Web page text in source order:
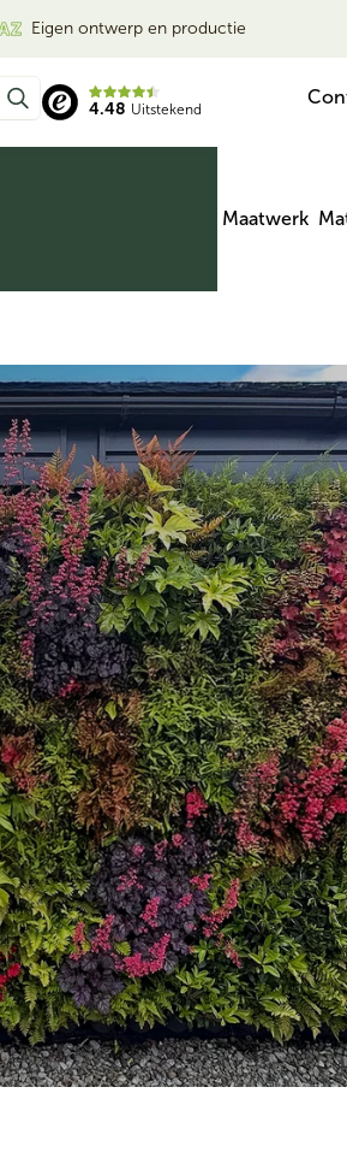
Eigen ontwerp en productie
4.48 Uitstekend
Maatwerk